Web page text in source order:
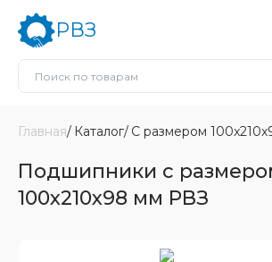
РВЗ
Главная Каталог С размером
Подшипники с
100x210x98 мм РВЗ